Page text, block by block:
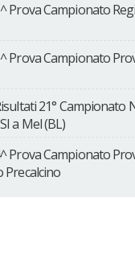
Prova Campionato
Prova Campionato
21° Campionato
a Mel (BL)
Prova Campionato
Precalcino